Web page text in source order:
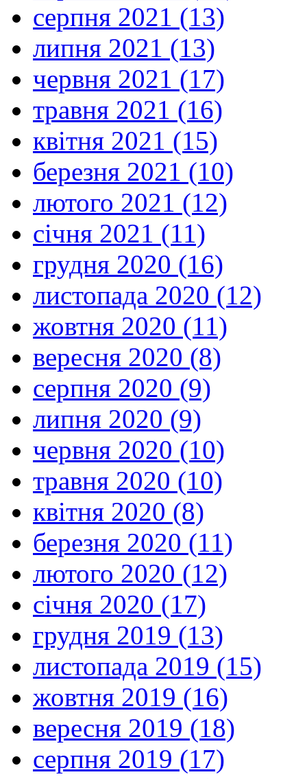
серпня 2021 (13)
липня 2021 (13)
червня 2021 (17)
травня 2021 (16)
квітня 2021 (15)
березня 2021 (10)
лютого 2021 (12)
січня 2021 (11)
грудня 2020 (16)
листопада 2020 (12)
жовтня 2020 (11)
вересня 2020 (8)
серпня 2020 (9)
липня 2020 (9)
червня 2020 (10)
травня 2020 (10)
квітня 2020 (8)
березня 2020 (11)
лютого 2020 (12)
січня 2020 (17)
грудня 2019 (13)
листопада 2019 (15)
жовтня 2019 (16)
вересня 2019 (18)
серпня 2019 (17)